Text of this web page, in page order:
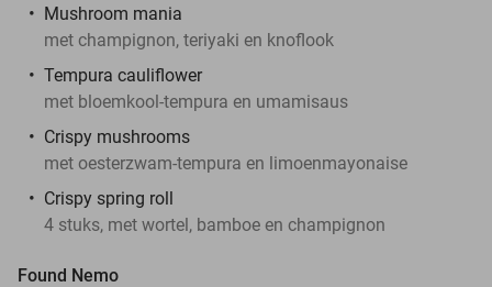
Mushroom mania
met champignon, teriyaki en knoflook
Tempura cauliflower
met bloemkool-tempura en umamisaus
Crispy mushrooms
met oesterzwam-tempura en limoenmayonaise
Crispy spring roll
4 stuks, met wortel, bamboe en champignon
Found Nemo